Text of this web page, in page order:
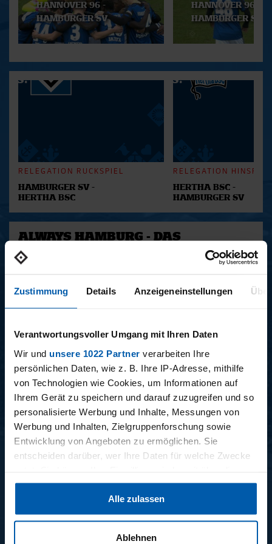
Zustimmung Details Anzeigeneinstellungen
Verantwortungsvoller Umgang mit Ihren Daten
Wir und unsere 1022 Partner verarbeiten Ihre
persönlichen Daten, wie z. B. Ihre IP-Adresse, mithilfe
von Technologien wie Cookies, um Informationen auf
Ihrem Gerät zu speichern und darauf zuzugreifen und so
personalisierte Werbung und Inhalte, Messungen von
Werbung und Inhalten, Zielgruppenforschung sowie
Entwicklung von Angeboten zu ermöglichen. Sie
entscheiden darüber, wer Ihre Daten für welche Zwecke
Cookie-Erklärung oder durch Klicken auf das Privacy
Trigger Symbol ändern oder widerrufen
Alle zulassen
Ablehnen
HANNOVER 96 -
HAMBURGER SV
HANNOVER 96 -
HAMBURGER SV
RELEGATION RÜCKSPIEL
HAMBURGER SV -
HERTHA BSC
RELEGATION HINSPIEL
HERTHA BSC -
HAMBURGER SV
ALWAYS HAMBURG - DAS
BONUSMATERIAL
15.12.2025
15 - STAFF-TALK
11.12.2025
14 - STÜBI
BUNDESLIGA SAISON 2025/2026